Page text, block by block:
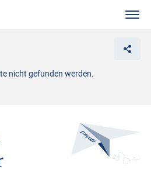
nicht gefunden werden.